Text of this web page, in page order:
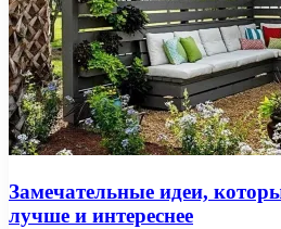
Замечательные идеи,
лучше и интереснее